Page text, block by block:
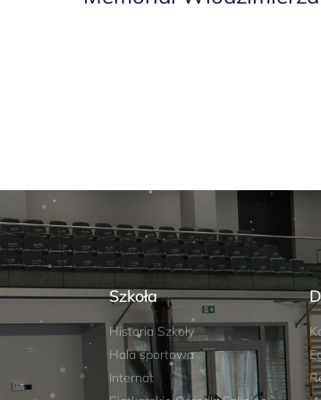
Szkoła
Historia Szkoły
Hala sportowa
Internat